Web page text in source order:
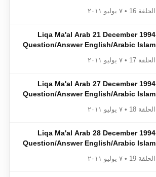
الحلقة 16 • ٧ يوليو ٢٠١١
Liqa Ma'al Arab 21 December 1994
Question/Answer English/Arabic Islam
الحلقة 17 • ٧ يوليو ٢٠١١
Liqa Ma'al Arab 27 December 1994
Question/Answer English/Arabic Islam
الحلقة 18 • ٧ يوليو ٢٠١١
Liqa Ma'al Arab 28 December 1994
Question/Answer English/Arabic Islam
الحلقة 19 • ٧ يوليو ٢٠١١